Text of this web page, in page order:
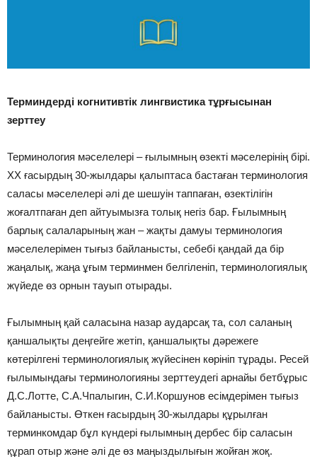
Терминдерді когнитивтік лингвистика тұрғысынан
зерттеу
Терминология мәселелері – ғылымның өзекті мәселерінің бірі.
ХХ ғасырдың 30-жылдары қалыптаса бастаған терминология
саласы мәселелері әлі де шешуін таппаған, өзектілігін
жоғалтпаған деп айтуымызға толық негіз бар. Ғылымның
барлық салаларының жан – жақты дамуы терминология
мәселелерімен тығыз байланысты, себебі қандай да бір
жаңалық, жаңа ұғым терминмен белгіленіп, терминологиялық
жүйеде өз орнын тауып отырады.
Ғылымның қай саласына назар аударсақ та, сол саланың
қаншалықты деңгейге жетіп, қаншалықты дәрежеге
көтерілгені терминологиялық жүйесінен көрініп тұрады. Ресей
ғылымындағы терминологияны зерттеудегі арнайы бетбұрыс
Д.С.Лотте, С.А.Чпалыгин, С.И.Коршунов есімдерімен тығыз
байланысты. Өткен ғасырдың 30-жылдары құрылған
терминкомдар бұл күндері ғылымның дербес бір саласын
құрап отыр және әлі де өз маңыздылығын жойған жоқ.